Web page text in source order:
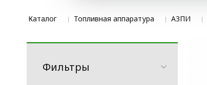
Каталог Топливная аппаратура АЗПИ
Фильтры